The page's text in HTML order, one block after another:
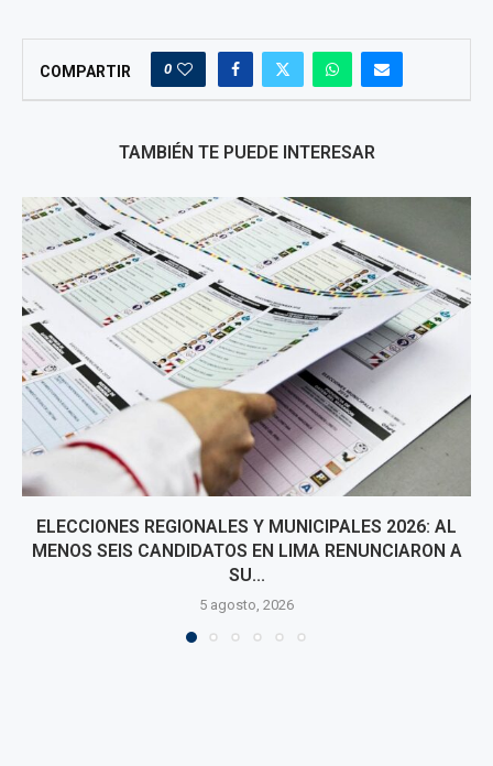
COMPARTIR 0
TAMBIÉN TE PUEDE INTERESAR
ELECCIONES REGIONALES Y MUNICIPALES 2026: AL
MENOS SEIS CANDIDATOS EN LIMA RENUNCIARON A
SU...
5 agosto, 2026